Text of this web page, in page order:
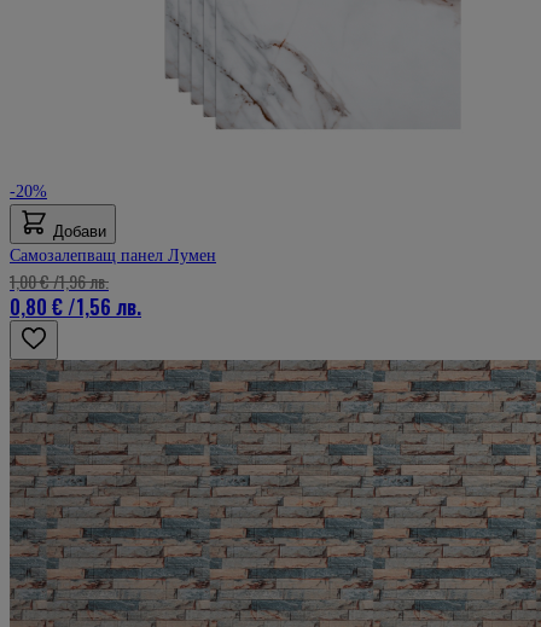
-20%
Добави
Самозалепващ панел Лумен
0,80 €/1,56 лв.
1,00 €/1,96 лв.